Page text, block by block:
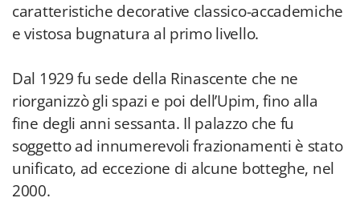
caratteristiche decorative classico-accademiche
e vistosa bugnatura al primo livello.
Dal 1929 fu sede della Rinascente che ne
riorganizzò gli spazi e poi dell’Upim, fino alla
fine degli anni sessanta. Il palazzo che fu
soggetto ad innumerevoli frazionamenti è stato
unificato, ad eccezione di alcune botteghe, nel
2000.